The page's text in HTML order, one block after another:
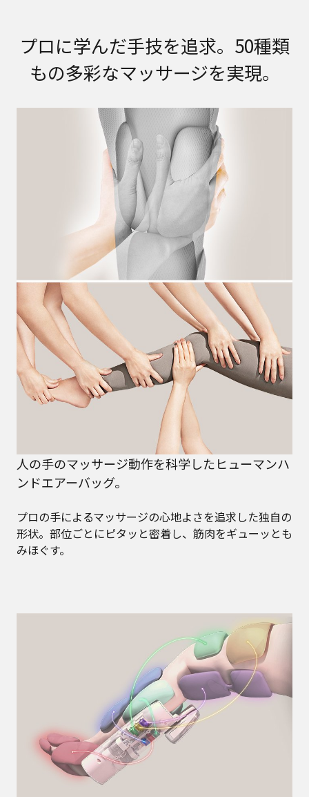
プロに学んだ手技を追求。50種類
もの多彩なマッサージを実現。
人の手のマッサージ動作を科学したヒューマンハ
ンドエアーバッグ。
プロの手によるマッサージの心地よさを追求した独自の
形状。部位ごとにピタッと密着し、筋肉をギューッとも
みほぐす。